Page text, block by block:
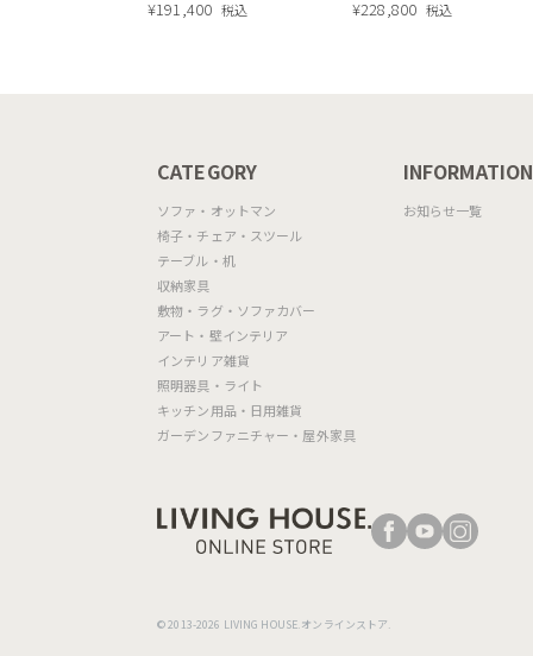
昇降式テーブル ／
¥191,400 税込
ラ塗装 ダイニングテ
¥228,800 税込
CATEGORY
ソファ・オットマン
椅子・チェア・スツール
テーブル・机
収納家具
敷物・ラグ・ソファカバー
アート・壁インテリア
インテリア雑貨
照明器具・ライト
キッチン用品・日用雑貨
ガーデンファニチャー・屋外家具
INFORMATION
お知らせ一覧
© 2013-2026 LIVING HOUSE.オンラインストア.